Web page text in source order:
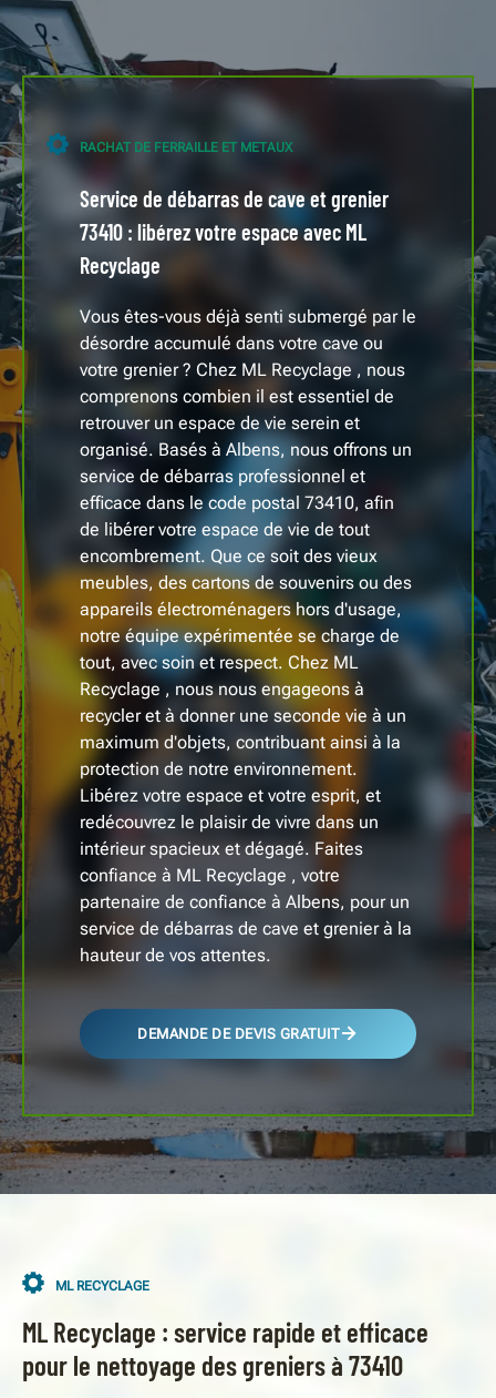
RACHAT DE FERRAILLE ET METAUX
Service de débarras de cave et grenier
73410 : libérez votre espace avec ML
Recyclage
Vous êtes-vous déjà senti submergé par le
désordre accumulé dans votre cave ou
votre grenier ? Chez ML Recyclage , nous
comprenons combien il est essentiel de
retrouver un espace de vie serein et
organisé. Basés à Albens, nous offrons un
service de débarras professionnel et
efficace dans le code postal 73410, afin
de libérer votre espace de vie de tout
encombrement. Que ce soit des vieux
meubles, des cartons de souvenirs ou des
appareils électroménagers hors d'usage,
notre équipe expérimentée se charge de
tout, avec soin et respect. Chez ML
Recyclage , nous nous engageons à
recycler et à donner une seconde vie à un
maximum d'objets, contribuant ainsi à la
protection de notre environnement.
Libérez votre espace et votre esprit, et
redécouvrez le plaisir de vivre dans un
intérieur spacieux et dégagé. Faites
confiance à ML Recyclage , votre
partenaire de confiance à Albens, pour un
service de débarras de cave et grenier à la
hauteur de vos attentes.
DEMANDE DE DEVIS GRATUIT
ML RECYCLAGE
ML Recyclage : service rapide et efficace
pour le nettoyage des greniers à 73410